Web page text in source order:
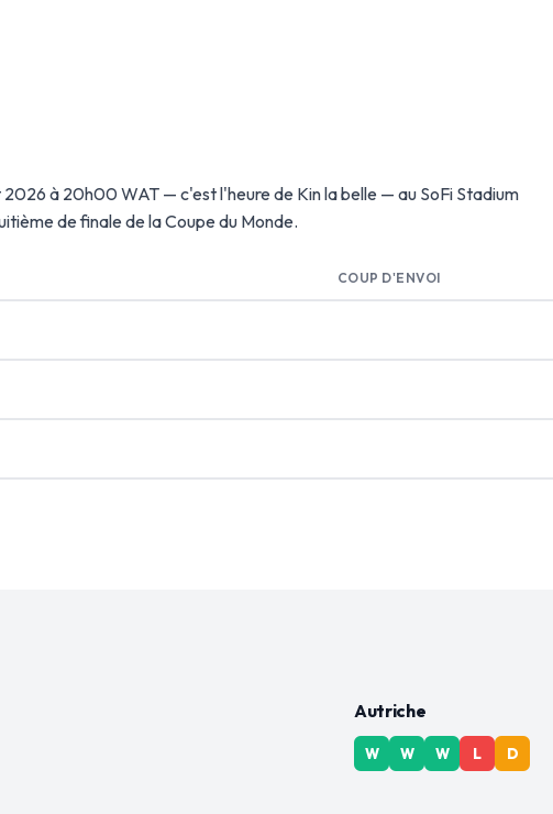
à 20h00 WAT — c'est l'heure de Kin la belle — au SoFi Stadium
de finale de la Coupe du Monde.
COUP D'ENVOI
Autriche
W W W L D